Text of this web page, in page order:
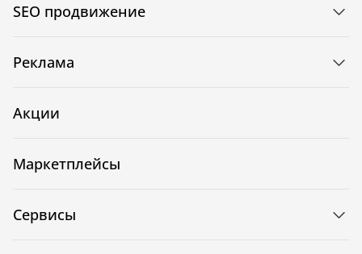
SEO продвижение
Реклама
Акции
Маркетплейсы
Сервисы